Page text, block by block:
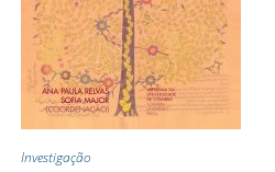
Investigação